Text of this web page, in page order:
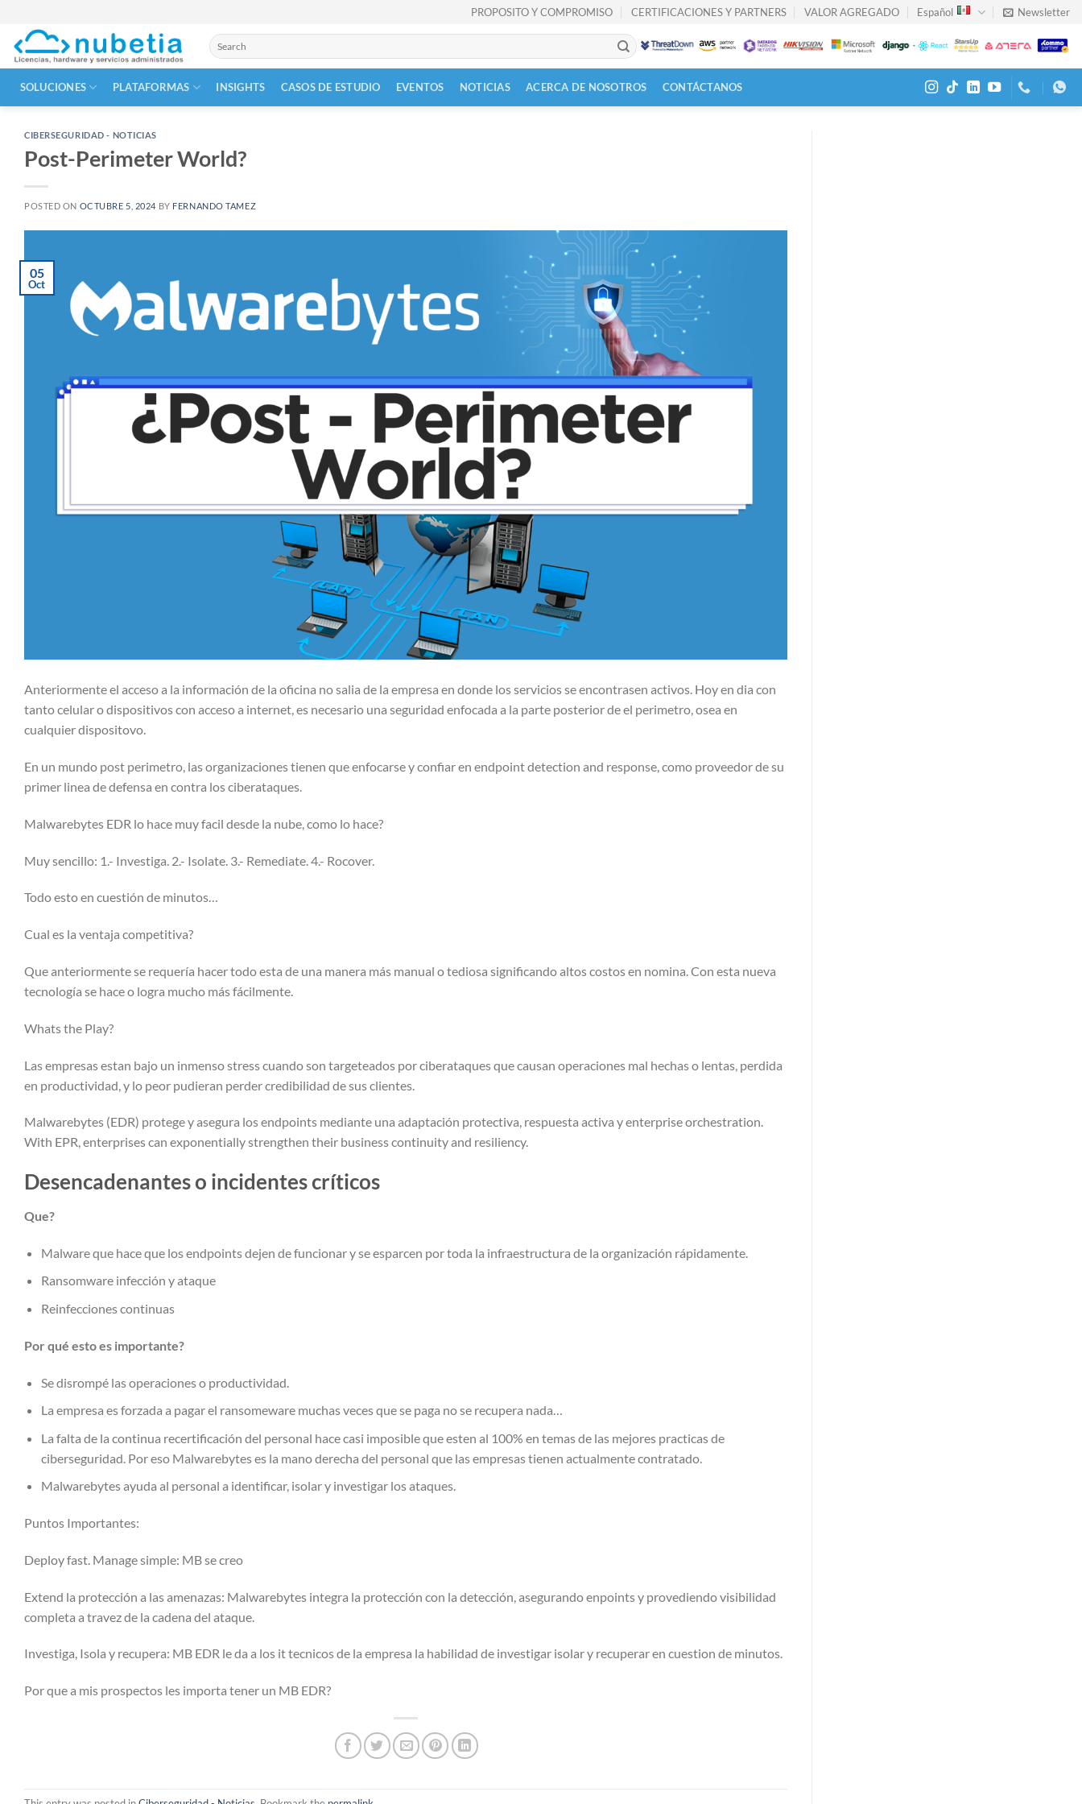
content
PROPOSITO Y COMPROMISO CERTIFICACIONES Y PARTNERS VALOR AGREGADO Español Newsletter
Buscar
por:
SOLUCIONES PLATAFORMAS INSIGHTS CASOS DE ESTUDIO EVENTOS NOTICIAS ACERCA DE NOSOTROS CONTÁCTANOS
CIBERSEGURIDAD - NOTICIAS
Post-Perimeter World?
POSTED ON OCTUBRE 5, 2024 BY FERNANDO TAMEZ
05
Oct
Anteriormente el acceso a la información de la oficina no salia de la empresa en donde los servicios se encontrasen activos. Hoy en dia con
tanto celular o dispositivos con acceso a internet, es necesario una seguridad enfocada a la parte posterior de el perimetro, osea en
cualquier dispositovo.
En un mundo post perimetro, las organizaciones tienen que enfocarse y confiar en endpoint detection and response, como proveedor de su
primer linea de defensa en contra los ciberataques.
Malwarebytes EDR lo hace muy facil desde la nube, como lo hace?
Muy sencillo: 1.- Investiga. 2.- Isolate. 3.- Remediate. 4.- Rocover.
Todo esto en cuestión de minutos…
Cual es la ventaja competitiva?
Que anteriormente se requería hacer todo esta de una manera más manual o tediosa significando altos costos en nomina. Con esta nueva
tecnología se hace o logra mucho más fácilmente.
Whats the Play?
Las empresas estan bajo un inmenso stress cuando son targeteados por ciberataques que causan operaciones mal hechas o lentas, perdida
en productividad, y lo peor pudieran perder credibilidad de sus clientes.
Malwarebytes (EDR) protege y asegura los endpoints mediante una adaptación protectiva, respuesta activa y enterprise orchestration.
With EPR, enterprises can exponentially strengthen their business continuity and resiliency.
Desencadenantes o incidentes críticos
Que?
Malware que hace que los endpoints dejen de funcionar y se esparcen por toda la infraestructura de la organización rápidamente.
Ransomware infección y ataque
Reinfecciones continuas
Por qué esto es importante?
Se disrompé las operaciones o productividad.
La empresa es forzada a pagar el ransomeware muchas veces que se paga no se recupera nada…
La falta de la continua recertificación del personal hace casi imposible que esten al 100% en temas de las mejores practicas de
ciberseguridad. Por eso Malwarebytes es la mano derecha del personal que las empresas tienen actualmente contratado.
Malwarebytes ayuda al personal a identificar, isolar y investigar los ataques.
Puntos Importantes:
Deploy fast. Manage simple: MB se creo
Extend la protección a las amenazas: Malwarebytes integra la protección con la detección, asegurando enpoints y provediendo visibilidad
completa a travez de la cadena del ataque.
Investiga, Isola y recupera: MB EDR le da a los it tecnicos de la empresa la habilidad de investigar isolar y recuperar en cuestion de minutos.
Por que a mis prospectos les importa tener un MB EDR?